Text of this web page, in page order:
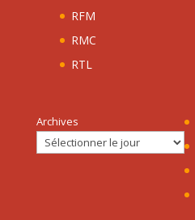
RFM
RMC
RTL
Archives